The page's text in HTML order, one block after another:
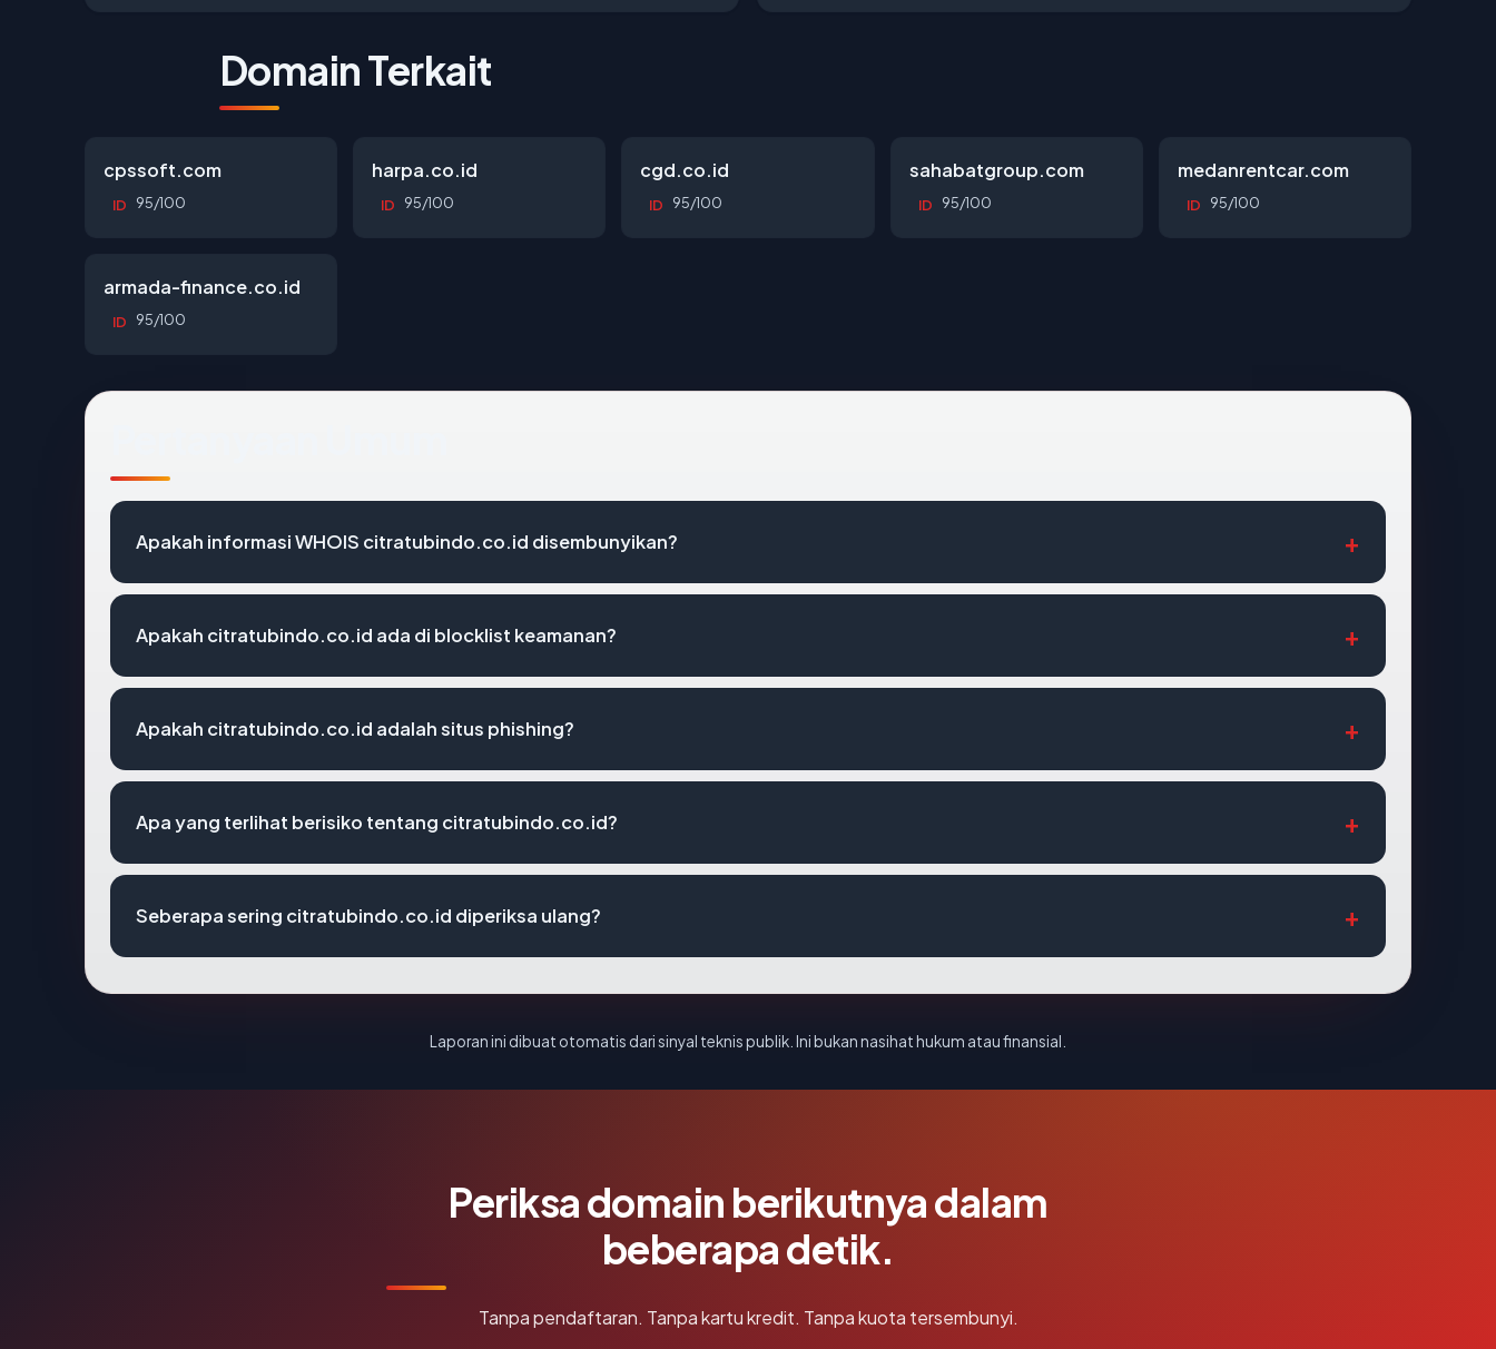
Domain Terkait
cpssoft.com
ID 95/100
harpa.co.id
ID 95/100
cgd.co.id
ID 95/100
sahabatgroup.com
ID 95/100
medanrentcar.com
ID 95/100
armada-finance.co.id
ID 95/100
Apakah informasi WHOIS citratubindo.co.id disembunyikan?
Apakah citratubindo.co.id ada di blocklist keamanan?
Apakah citratubindo.co.id adalah situs phishing?
Apa yang terlihat berisiko tentang citratubindo.co.id?
Seberapa sering citratubindo.co.id diperiksa ulang?
Laporan ini dibuat otomatis dari sinyal teknis publik. Ini bukan nasihat hukum atau finansial.
Periksa domain berikutnya dalam
beberapa detik.
Tanpa pendaftaran. Tanpa kartu kredit. Tanpa kuota tersembunyi.